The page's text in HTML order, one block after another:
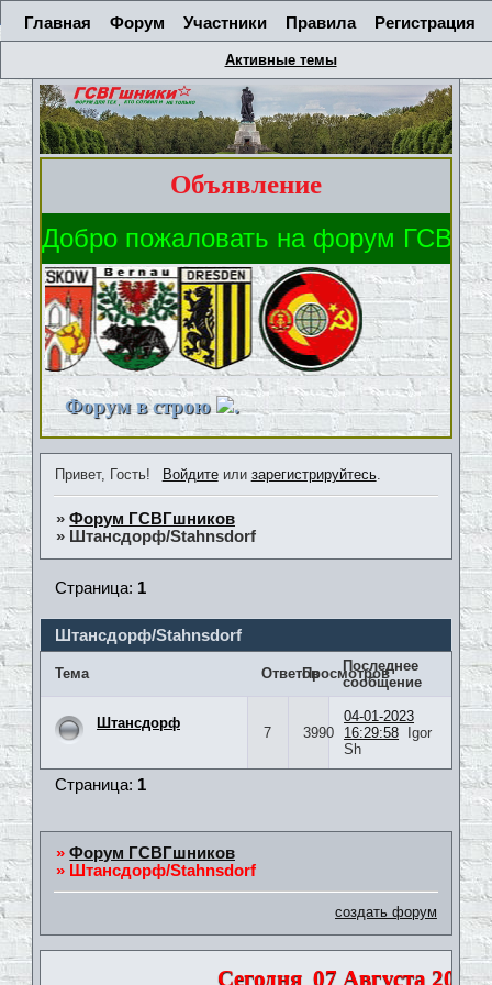
Главная Форум Участники Правила Регистрация
Активные темы
Объявление
Форум в строю .
Привет, Гость! Войдитеили зарегистрируйтесь.
»Форум ГСВГшников
» Штансдорф/Stahnsdorf
Штансдорф/Stahnsdorf
Страница: 1
Тема ОтветовПросмотров
Последнее
сообщение
Штансдорф
7 3990
04-01-2023
16:29:58
Igor
Sh
Страница: 1
»Форум ГСВГшников
» Штансдорф/Stahnsdorf
создать форум
Сегодня 07 Августа 2026